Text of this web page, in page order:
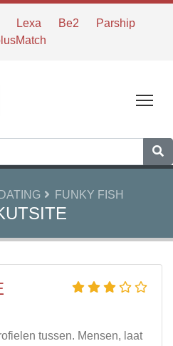
Lexa Be2
Parship
FUNKY FISH
tussen. Mensen, laat